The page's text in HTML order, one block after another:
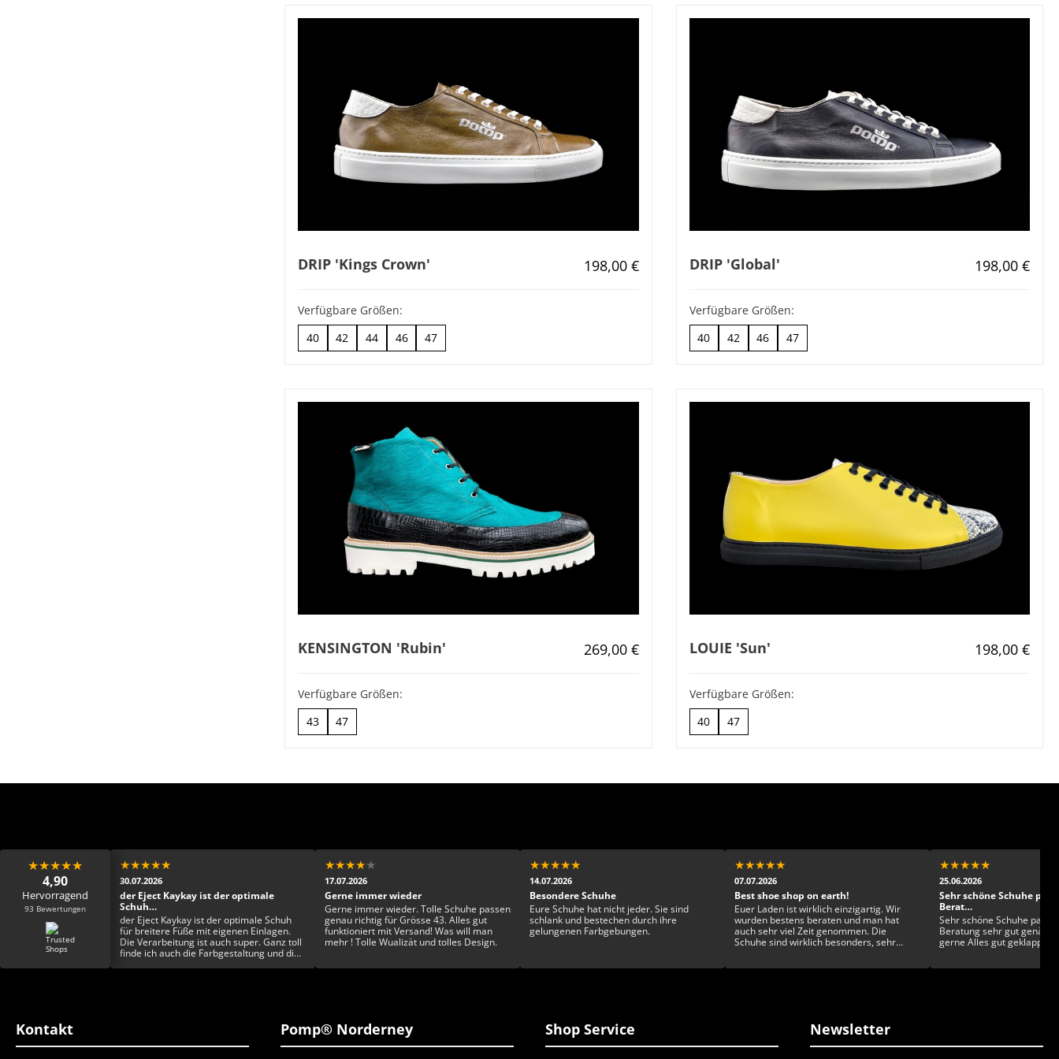
DRIP 'Kings Crown' Regulärer Preis:
198,00 €
Verfügbare Größen:
40
42 44 46 47
DRIP 'Global' Regulärer
198,00 €
Verfügbare Größen:
40
42 46 47
KENSINGTON 'Rubin' Regulärer Preis:
269,00 €
Verfügbare Größen:
43
47
LOUIE 'Sun' Regulärer
198,00 €
Verfügbare Größen:
40
47
★★★★★
4,90
Hervorragend
93 Bewertungen
🙏🏾
🙏🏾
★★★★★
30.07.2026
der Eject Kaykay ist der optimale
Schuh…
der Eject Kaykay ist der optimale Schuh
für breitere Füße mit eigenen Einlagen.
Die Verarbeitung ist auch super. Ganz toll
finde ich auch die Farbgestaltung und die
★★★★★
17.07.2026
Gerne immer wieder
Gerne immer wieder. Tolle Schuhe passen
genau richtig für Grösse 43. Alles gut
funktioniert mit Versand! Was will man
mehr ! Tolle Wualizät und tolles Design.
★★★★★
14.07.2026
Besondere Schuhe
Eure Schuhe hat nicht jeder. Sie sind
schlank und bestechen durch ihre
gelungenen Farbgebungen.
★★★★★
07.07.2026
Best shoe shop on earth!
Euer Laden ist wirklich einzigartig. Wir
wurden bestens beraten und man hat
auch sehr viel Zeit genommen. Die
Schuhe sind wirklich besonders, sehr
★★★★★
25.06.2026
Sehr schöne Schuhe
Berat…
Sehr schöne Schuhe
Beratung sehr gut genäht
gerne Alles gut geklappt
Kontakt Pomp® Norderney Shop Service Newsletter